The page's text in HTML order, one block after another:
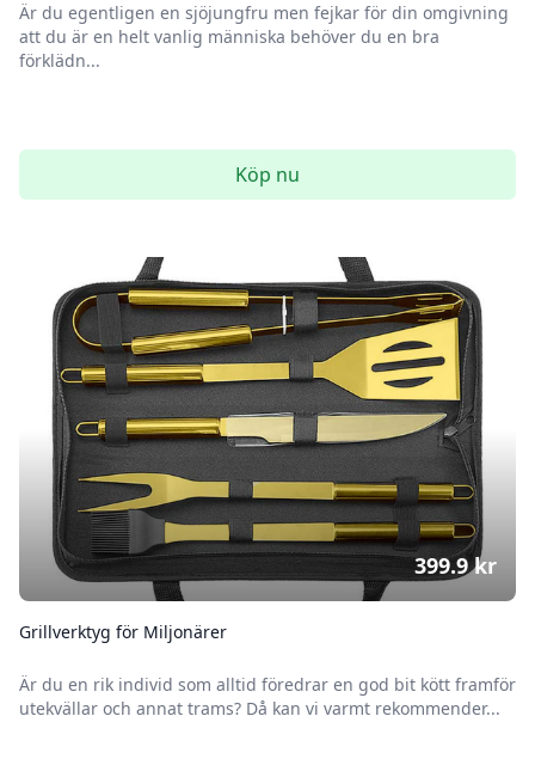
Är du egentligen en sjöjungfru men fejkar för din omgivning
att du är en helt vanlig människa behöver du en bra
förklädn...
Köp nu
Grillverktyg för Miljonärer
Är du en rik individ som alltid föredrar en god bit kött framför
utekvällar och annat trams? Då kan vi varmt rekommender...
399.9kr